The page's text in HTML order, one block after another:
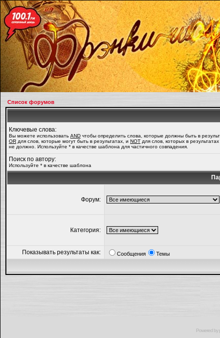
Список форумов
Ключевые слова:
Вы можете использовать AND чтобы определить слова, которые должны быть в
OR для слов, которые могут быть в результатах, и NOT для слов, которых в
не должно. Используйте * в качестве шаблона для частичного совпадения.
Поиск по автору:
Используйте * в качестве шаблона
Форум:
Категория:
Показывать результаты как: Сообщения Темы
Powered by